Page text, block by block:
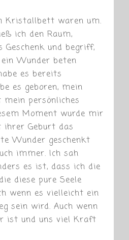
Kristallbett waren um.
ich den Raum,
und begriff,
Wunder beten
es bereits
es geboren, mein
persönliches
Moment wurde mir
Geburt das
Wunder geschenkt
immer. Ich sah
es ist, dass ich die
diese pure Seele
wenn es vielleicht ein
sein wird. Auch wenn
ist und uns viel Kraft